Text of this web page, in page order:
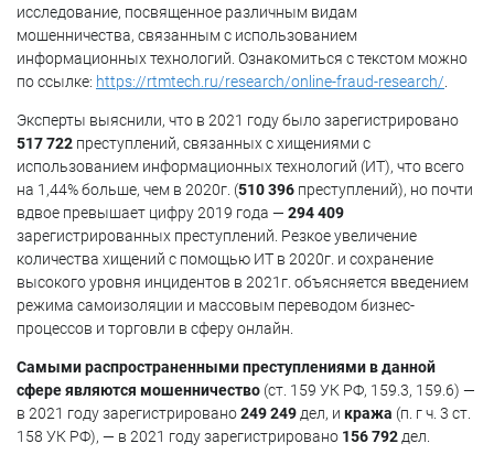
исследование, посвященное различным видам
мошенничества, связанным с использованием
информационных технологий. Ознакомиться с текстом можно
по ссылке: https://rtmtech.ru/research/online-fraud-research/
Эксперты выяснили, что в 2021 году было зарегистрировано
517 722 преступлений, связанных с хищениями с
использованием информационных технологий (ИТ), что всего
на 1,44% больше, чем в 2020г. (510 396 преступлений), но почти
вдвое превышает цифру 2019 года — 294 409
зарегистрированных преступлений. Резкое увеличение
количества хищений с помощью ИТ в 2020г. и сохранение
высокого уровня инцидентов в 2021г. объясняется введением
режима самоизоляции и массовым переводом бизнес-
процессов и торговли в сферу онлайн.
Самыми распространенными преступлениями в данной
сфере являются мошенничество (ст. 159 УК РФ, 159.3, 159.6) —
в 2021 году зарегистрировано249 249 дел, и кража (п. г ч. 3 ст.
158 УК РФ), — в 2021 году зарегистрировано 156 792 дел.